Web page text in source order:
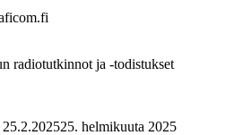
radiotutkinnot ja -todistukset
25.2.202525. helmikuuta 2025